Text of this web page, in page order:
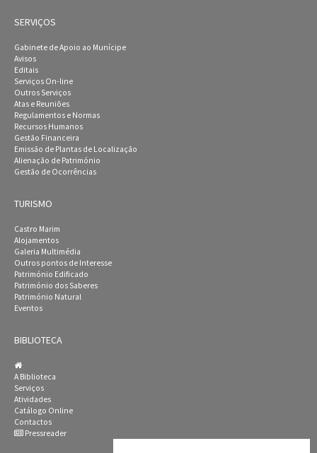
SERVIÇOS
Gabinete de Apoio ao Munícipe
Avisos
Editais
Serviços On-line
Outros Serviços
Atas e Reuniões
Regulamentos e Normas
Recursos Humanos
Gestão Financeira
Emissão de Plantas de Localização
Alienação de Património
Gestão de Ocorrências
TURISMO
Castro Marim
Alojamentos
Galeria Multimédia
Outros pontos de Interesse
Património Edificado
Património dos Saberes
Património Natural
Eventos
BIBLIOTECA
A Biblioteca
Serviços
Atividades
Catálogo Online
Contactos
Pressreader